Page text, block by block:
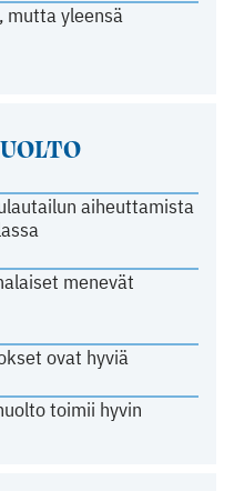
mutta yleensä
aiheuttamista
menevät
ovat hyviä
toimii hyvin